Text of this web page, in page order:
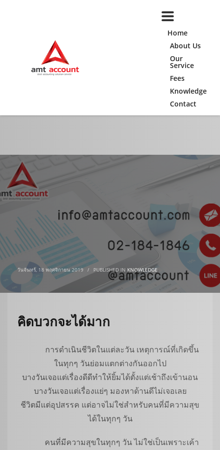
Home
About Us
Our
Service
Fees
Knowledge
Contact
วันจันทร์, 18 พฤศจิกายน 2019 / PUBLISHED IN KNOWLEDGE
คิดบวกจะได้มาก
การดำเนินชีวิตในแต่ละวัน เหตุการณ์ที่เกิดขึ้น
ในทุกๆ วันย่อมแตกต่างกันออกไป
บางวันเจอแต่เรื่องดีดีทำให้ยิ้มได้ตั้งแต่เช้าถึงเข้านอน
บางวันเจอแต่เรื่องแย่ๆ มองหาด้านดีไม่เจอเลย
ชีวิตมีแต่อุปสรรค แต่อาจไม่ใช่สำหรับคนที่มีความสุข
ได้ในทุกๆ วัน
คนที่มีความสุขในทุกๆ วัน ไม่ใช่เป็นเพราะเค้า